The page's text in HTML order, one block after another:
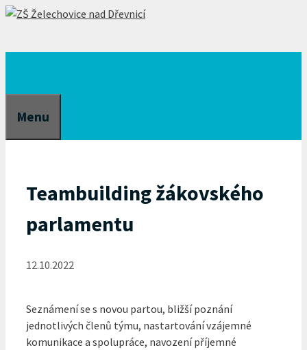
Přeskočit
Menu
Teambuilding žákovského
parlamentu
12.10.2022
Seznámení se s novou partou, bližší poznání
jednotlivých členů týmu, nastartování vzájemné
komunikace a spolupráce, navození příjemné